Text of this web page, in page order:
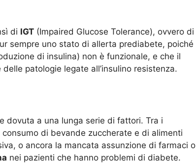
di IGT (Impaired Glucose Tolerance), ovvero di
sempre uno stato di allerta prediabete, poiché
di insulina) non è funzionale, e che il
patologie legate all’insulino resistenza.
dovuta a una lunga serie di fattori. Tra i
di bevande zuccherate e di alimenti
o ancora la mancata assunzione di farmaci o
nei pazienti che hanno problemi di diabete.